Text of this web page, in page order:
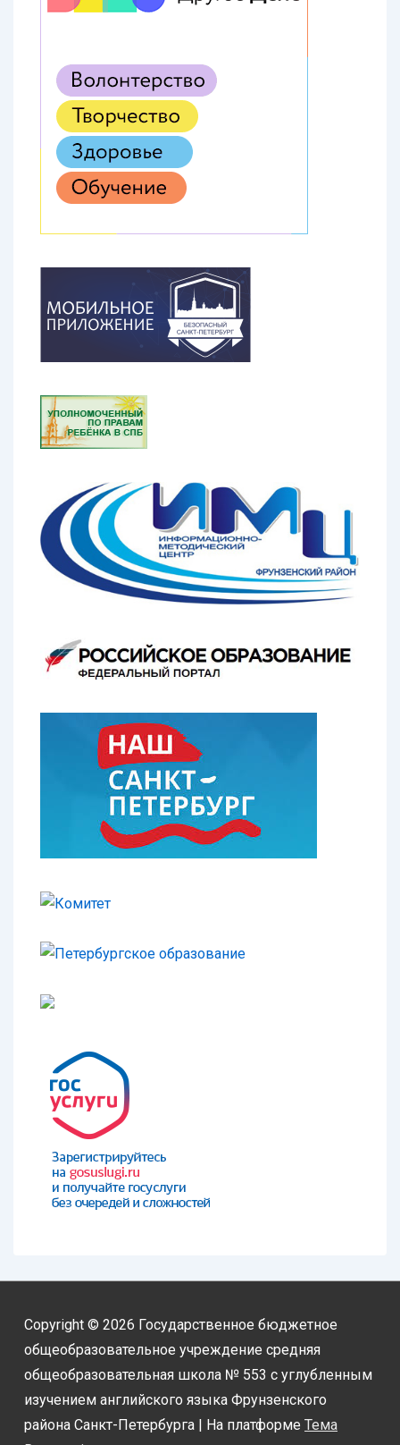
Copyright © 2026 Государственное бюджетное
общеобразовательное учреждение средняя
общеобразовательная школа № 553 с углубленным
изучением английского языка Фрунзенского
района Санкт-Петербурга | На платформе Тема